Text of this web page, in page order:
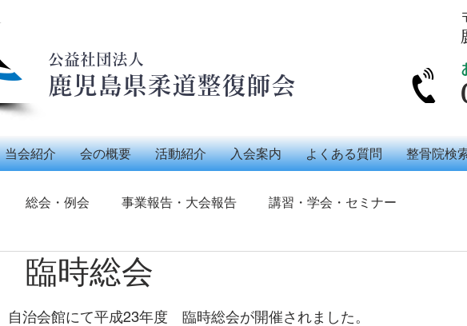
公益社団法人
鹿児島県柔道整復師会
当会紹介 会の概要 活動紹介 入会案内 よくある質問 整骨院検
総会・例会 事業報告・大会報告 講習・学会・セミナー
柔道 会員交流
臨時総会
います。
治会館にて平成23年度　臨時総会が開催されました。